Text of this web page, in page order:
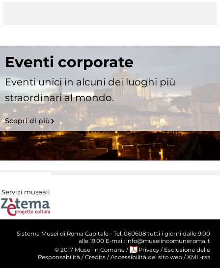
Eventi corporate
Eventi unici in alcuni dei luoghi più
straordinari al mondo.
Scopri di più
Servizi museali
Sistema Musei di Roma Capitale - Tel. 060608 tutti i giorni dalle 9.00
alle 19.00 E-mail: info@museiincomuneroma.it
© 2017 Musei in Comune / Privacy / Esclusione delle
Responsabilità /Credits /Accessibilità del sito web /XML-rss